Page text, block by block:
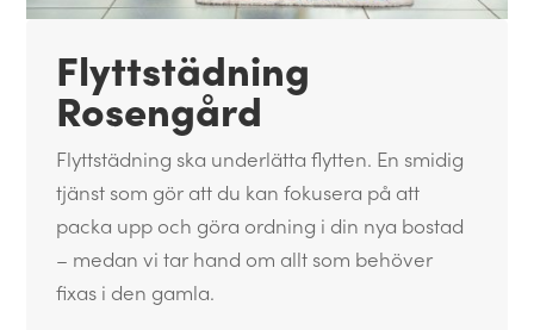
Flyttstädning
Rosengård
Flyttstädning ska underlätta flytten. En smidig
tjänst som gör att du kan fokusera på att
packa upp och göra ordning i din nya bostad
– medan vi tar hand om allt som behöver
fixas i den gamla.